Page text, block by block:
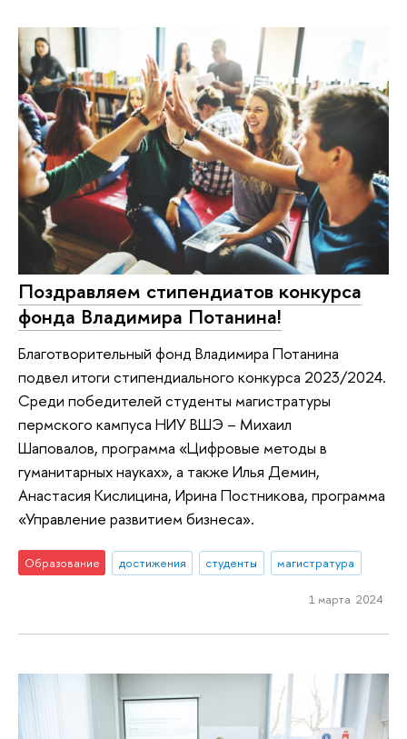
Поздравляем стипендиатов конкурса
фонда Владимира Потанина!
Благотворительный фонд Владимира Потанина
подвел итоги стипендиального конкурса 2023/2024.
Среди победителей студенты магистратуры
пермского кампуса НИУ ВШЭ – Михаил
Шаповалов, программа «Цифровые методы в
гуманитарных науках», а также Илья Демин,
Анастасия Кислицина, Ирина Постникова, программа
«Управление развитием бизнеса».
Образование достижения студенты магистратура
1 марта 2024